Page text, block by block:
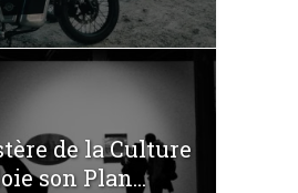
de la Culture
son Plan...